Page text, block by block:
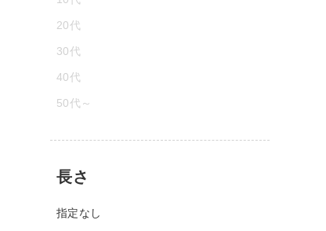
20代
30代
40代
50代～
長さ
指定なし